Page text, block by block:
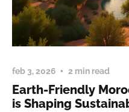
feb 3, 2026 2 min read
Earth-Friendly
is Shaping